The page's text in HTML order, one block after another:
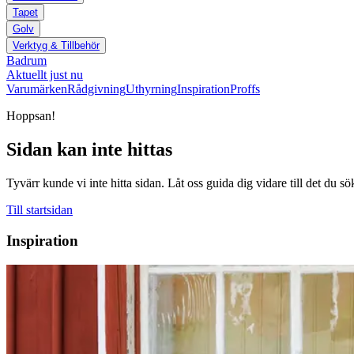
Tapet
Golv
Verktyg & Tillbehör
Badrum
Aktuellt just nu
VarumärkenRådgivningUthyrningInspirationProffs
Hoppsan!
Sidan kan inte hittas
Tyvärr kunde vi inte hitta sidan. Låt oss guida dig vidare till det du
Till startsidan
Inspiration